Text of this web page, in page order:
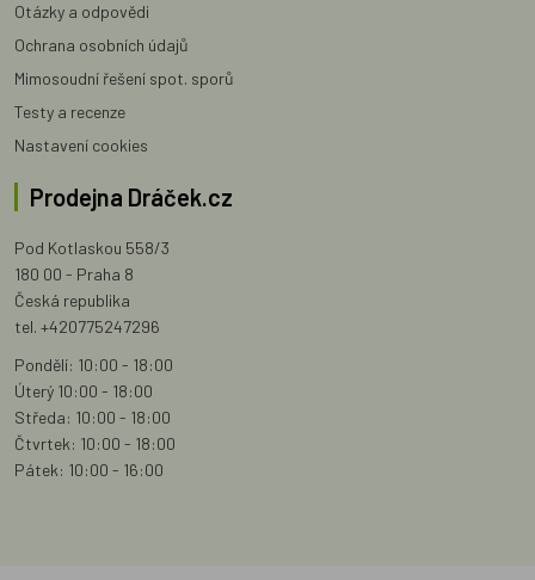
Otázky a odpovědi
Ochrana osobních údajů
Mimosoudní řešení spot. sporů
Testy a recenze
Nastavení cookies
Prodejna Dráček.cz
Pod Kotlaskou 558/3
180 00 - Praha 8
Česká republika
tel. +420775247296
Pondělí: 10:00 - 18:00
Úterý 10:00 - 18:00
Středa: 10:00 - 18:00
Čtvrtek: 10:00 - 18:00
Pátek: 10:00 - 16:00